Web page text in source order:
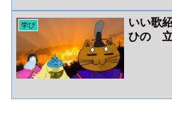
学び
いい歌
ひの 立